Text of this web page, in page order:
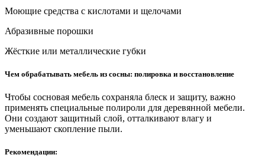
Моющие средства с кислотами и щелочами
Абразивные порошки
Жёсткие или металлические губки
Чем обрабатывать мебель из сосны: полировка и восстановление
Чтобы сосновая мебель сохраняла блеск и защиту, важно
применять специальные полироли для деревянной мебели.
Они создают защитный слой, отталкивают влагу и
уменьшают скопление пыли.
Рекомендации: